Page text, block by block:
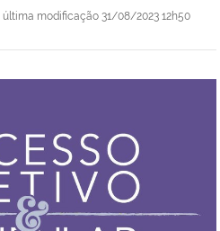
última modificação 31/08/2023 12h50